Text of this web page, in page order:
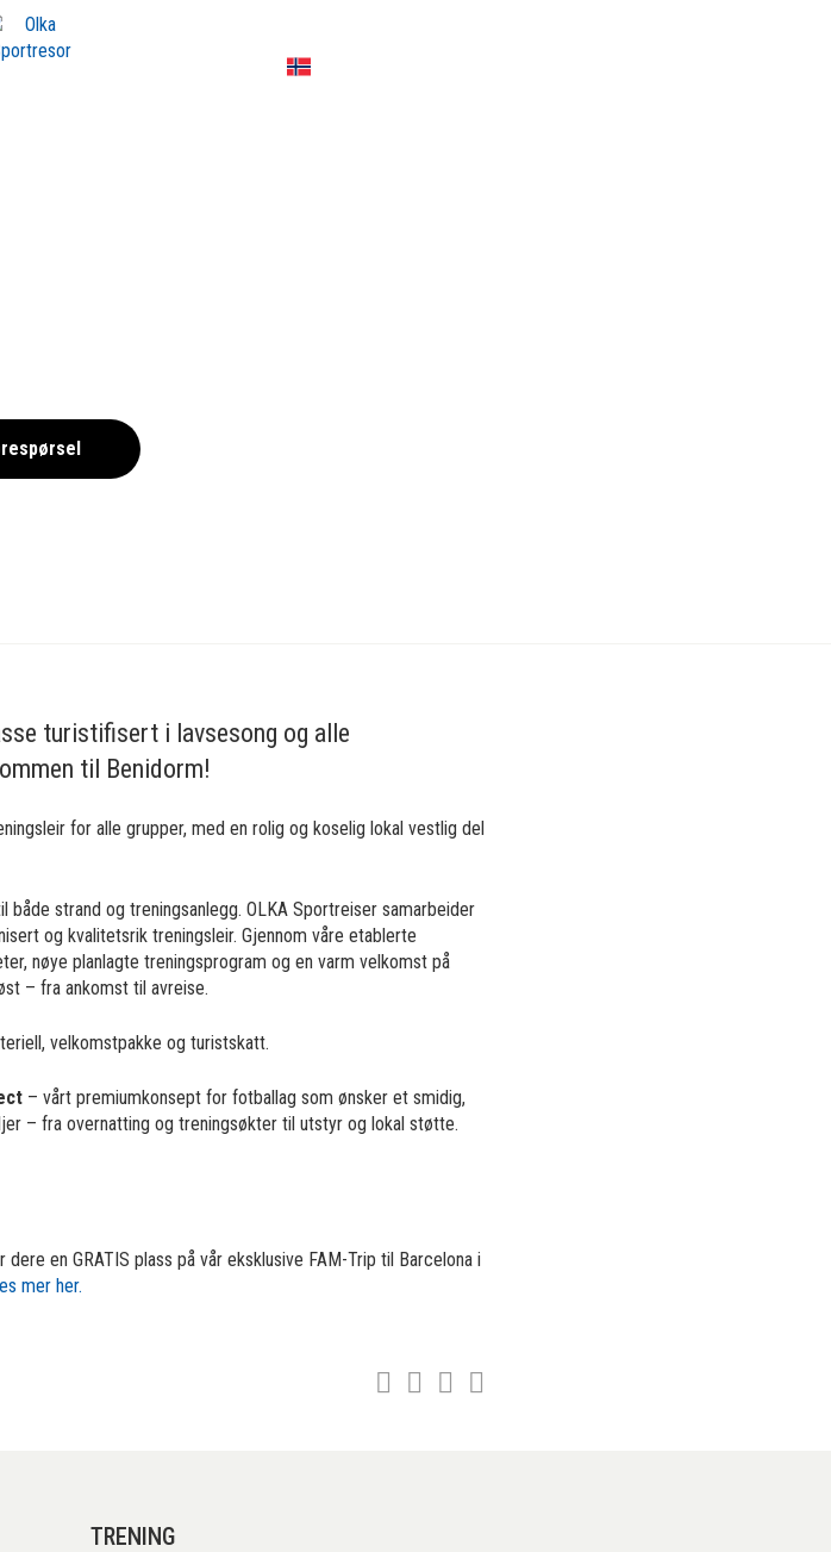
turistifisert i lavsesong og alle
til Benidorm!
for alle grupper, med en rolig og koselig lokal vestlig del
strand og treningsanlegg. OLKA Sportreiser samarbeider
og kvalitetsrik treningsleir. Gjennom våre etablerte
nøye planlagte treningsprogram og en varm velkomst på
– fra ankomst til avreise.
velkomstpakke og turistskatt.
– vårt premiumkonsept for fotballag som ønsker et smidig,
– fra overnatting og treningsøkter til utstyr og lokal støtte.
en GRATIS plass på vår eksklusive FAM-Trip til Barcelona i
mer her.
TRENING